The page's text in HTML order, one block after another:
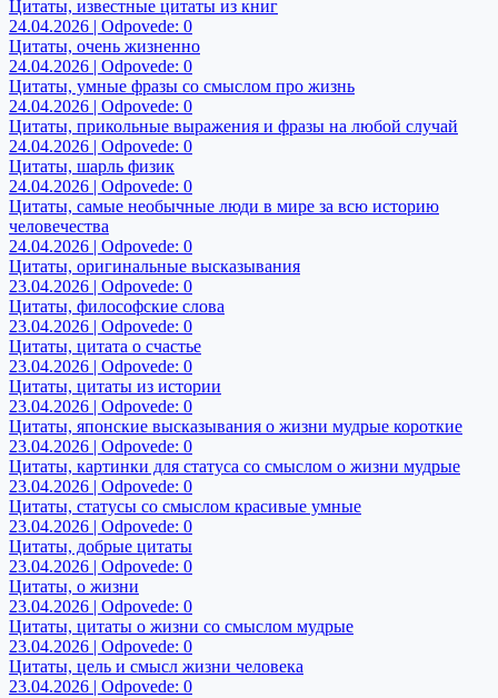
Цитаты, известные цитаты из книг
24.04.2026 | Odpovede: 0
Цитаты, очень жизненно
24.04.2026 | Odpovede: 0
Цитаты, умные фразы со смыслом про жизнь
24.04.2026 | Odpovede: 0
Цитаты, прикольные выражения и фразы на любой случай
24.04.2026 | Odpovede: 0
Цитаты, шарль физик
24.04.2026 | Odpovede: 0
Цитаты, самые необычные люди в мире за всю историю
человечества
24.04.2026 | Odpovede: 0
Цитаты, оригинальные высказывания
23.04.2026 | Odpovede: 0
Цитаты, философские слова
23.04.2026 | Odpovede: 0
Цитаты, цитата о счастье
23.04.2026 | Odpovede: 0
Цитаты, цитаты из истории
23.04.2026 | Odpovede: 0
Цитаты, японские высказывания о жизни мудрые короткие
23.04.2026 | Odpovede: 0
Цитаты, картинки для статуса со смыслом о жизни мудрые
23.04.2026 | Odpovede: 0
Цитаты, статусы со смыслом красивые умные
23.04.2026 | Odpovede: 0
Цитаты, добрые цитаты
23.04.2026 | Odpovede: 0
Цитаты, о жизни
23.04.2026 | Odpovede: 0
Цитаты, цитаты о жизни со смыслом мудрые
23.04.2026 | Odpovede: 0
Цитаты, цель и смысл жизни человека
23.04.2026 | Odpovede: 0